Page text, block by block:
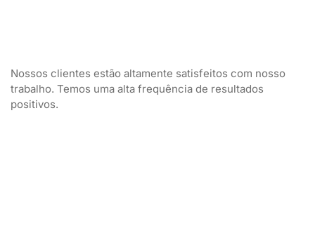
Nossos clientes estão altamente satisfeitos com nosso
trabalho. Temos uma alta frequência de resultados
positivos.